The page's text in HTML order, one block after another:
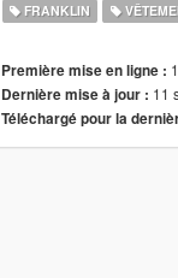
FRANKLIN
Première mise en ligne :
Dernière mise à jour : 11
Téléchargé pour la